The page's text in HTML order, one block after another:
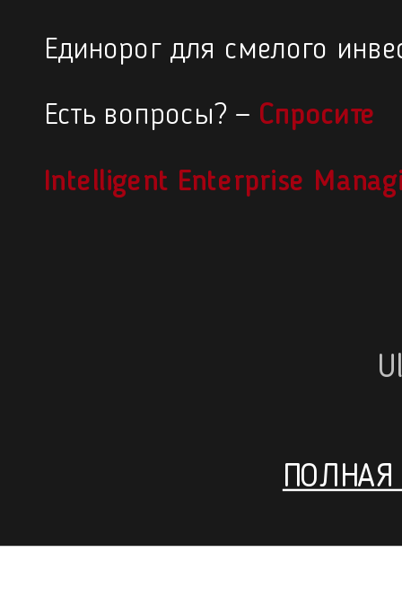
Единорог для смелого
Есть вопросы? — Спросите
Intelligent Enterprise
ПОЛНАЯ